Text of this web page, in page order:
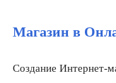
Магазин в
Создание Интернет-